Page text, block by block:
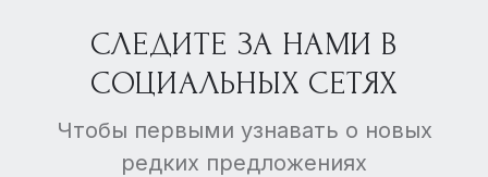
СЛЕДИТЕ ЗА НАМИ В
СОЦИАЛЬНЫХ СЕТЯХ
Чтобы первыми узнавать о новых
редких предложениях